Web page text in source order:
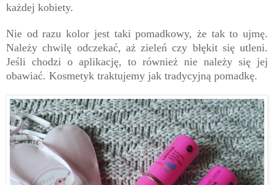
każdej kobiety.
Nie od razu kolor jest taki pomadkowy, że tak to ujmę.
Należy chwilę odczekać, aż zieleń czy błękit się utleni.
Jeśli chodzi o aplikację, to również nie należy się jej
obawiać. Kosmetyk traktujemy jak tradycyjną pomadkę.